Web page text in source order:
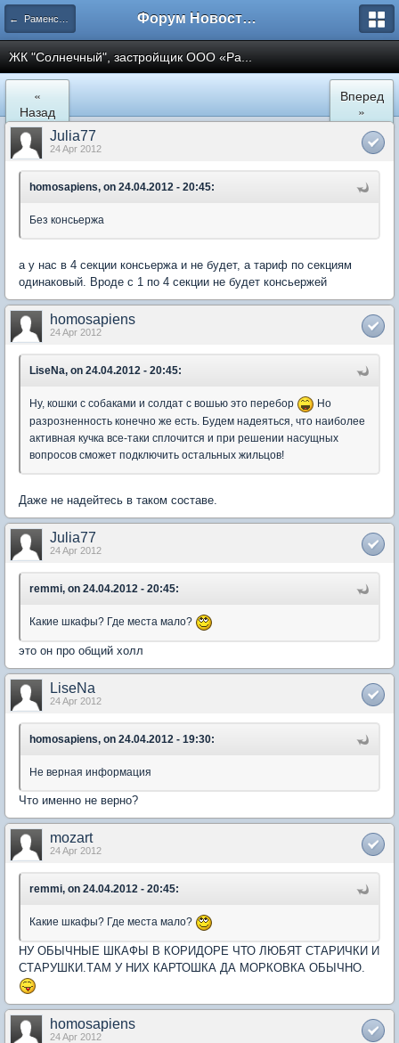
← Раменское Форум Новостройки
ЖК "Солнечный", застройщик ООО «Ра...
«
Назад
Вперед
»
Julia77
24 Apr 2012
homosapiens, on 24.04.2012 - 20:45:
Без консьержа
а у нас в 4 секции консьержа и не будет, а тариф по секциям
одинаковый. Вроде с 1 по 4 секции не будет консьержей
homosapiens
24 Apr 2012
LiseNa, on 24.04.2012 - 20:45:
Ну, кошки с собаками и солдат с вошью это перебор
Но
разрозненность конечно же есть. Будем надеяться, что наиболее
активная кучка все-таки сплочится и при решении насущных
вопросов сможет подключить остальных жильцов!
Даже не надейтесь в таком составе.
Julia77
24 Apr 2012
remmi, on 24.04.2012 - 20:45:
Какие шкафы? Где места мало?
это он про общий холл
LiseNa
24 Apr 2012
homosapiens, on 24.04.2012 - 19:30:
Не верная информация
Что именно не верно?
mozart
24 Apr 2012
remmi, on 24.04.2012 - 20:45:
Какие шкафы? Где места мало?
НУ ОБЫЧНЫЕ ШКАФЫ В КОРИДОРЕ ЧТО ЛЮБЯТ СТАРИЧКИ И
СТАРУШКИ.ТАМ У НИХ КАРТОШКА ДА МОРКОВКА ОБЫЧНО.
homosapiens
24 Apr 2012